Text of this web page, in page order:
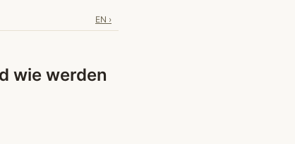
EN ›
wie werden